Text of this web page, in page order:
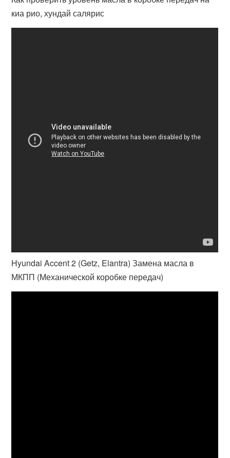
киа рио, хундай салярис
Hyundai Accent 2 (Getz, Elantra) Замена масла в
МКПП (Механической коробке передач)